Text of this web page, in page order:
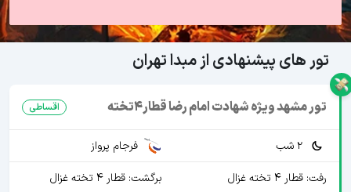
تور های پیشنهادی از مبدا تهران
تور مشهد ویژه شهادت امام رضا قطار4تخته اقساطی
2 شب
فرجام پرواز
رفت: قطار 4 تخته غزال
برگشت: قطار 4 تخته غزال